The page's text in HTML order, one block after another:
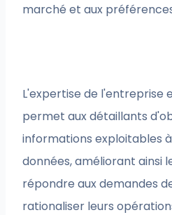
marché et aux
L'expertise de l'entreprise
permet aux détaillants
informations exploitables
données, améliorant ainsi
répondre aux demandes
rationaliser leurs